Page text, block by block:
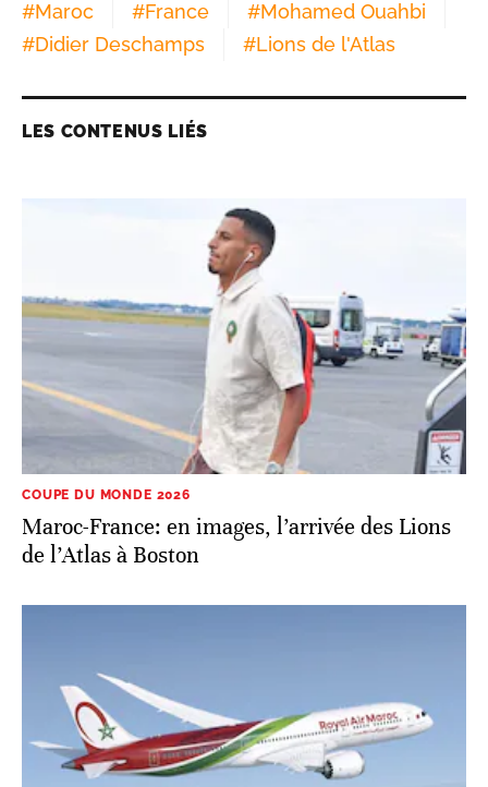
LES CONTENUS LIÉS
COUPE DU MONDE 2026
Maroc-France: en images, l’arrivée des Lions
de l’Atlas à Boston